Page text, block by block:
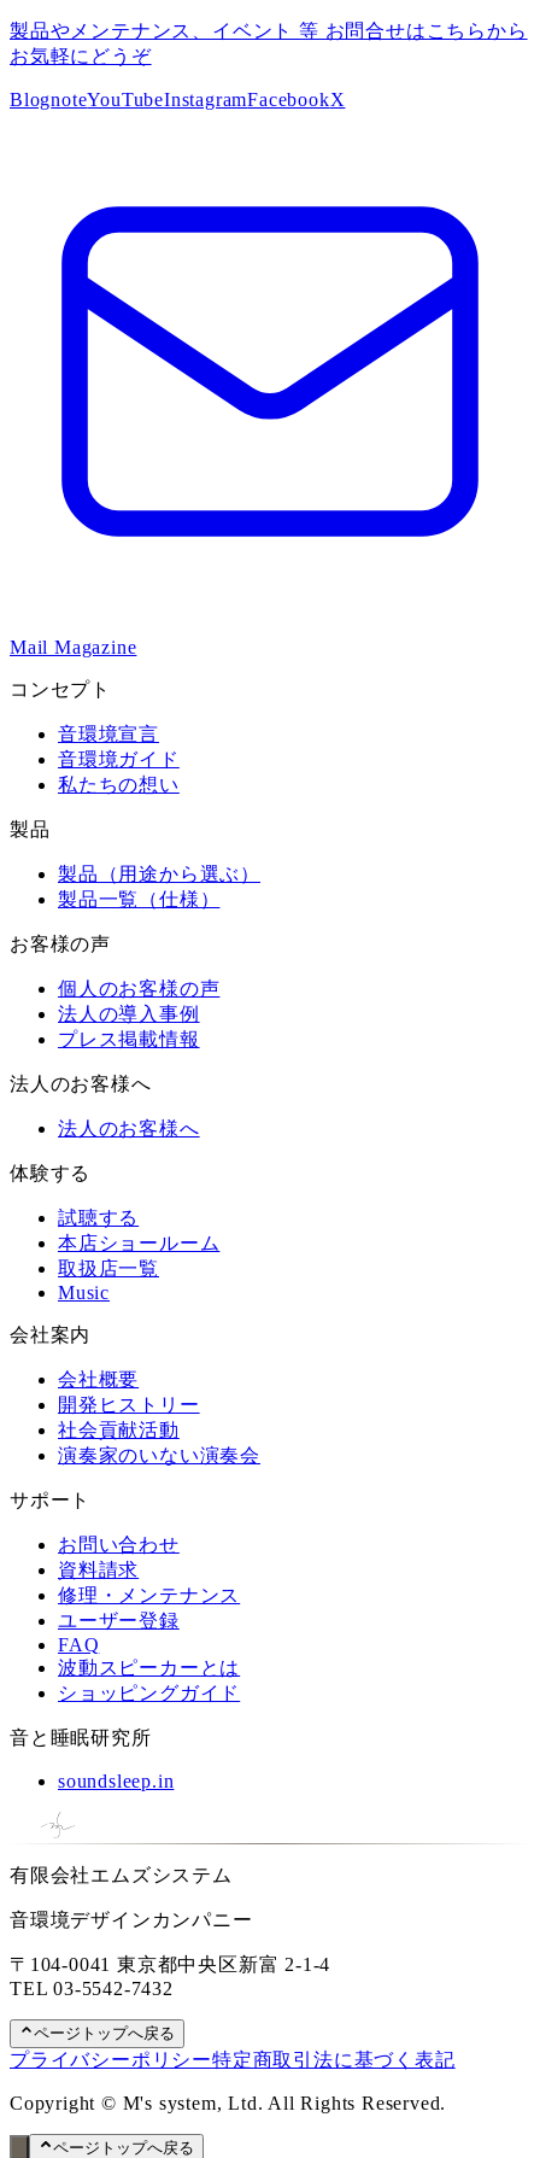
製品やメンテナンス、イベント 等 お問合せはこちらから
お気軽にどうぞ
BlognoteYouTubeInstagramFacebookX
Mail Magazine
コンセプト
音環境宣言
音環境ガイド
私たちの想い
製品
製品（用途から選ぶ）
製品一覧（仕様）
お客様の声
個人のお客様の声
法人の導入事例
プレス掲載情報
法人のお客様へ
法人のお客様へ
体験する
試聴する
本店ショールーム
取扱店一覧
Music
会社案内
会社概要
開発ヒストリー
社会貢献活動
演奏家のいない演奏会
サポート
お問い合わせ
資料請求
修理・メンテナンス
ユーザー登録
FAQ
波動スピーカーとは
ショッピングガイド
音と睡眠研究所
soundsleep.in
有限会社エムズシステム
音環境デザインカンパニー
〒104-0041 東京都中央区新富 2-1-4
TEL03-5542-7432
ページトップへ戻る
プライバシーポリシー特定商取引法に基づく表記
Copyright © M's system, Ltd. All Rights Reserved.
ページトップへ戻る